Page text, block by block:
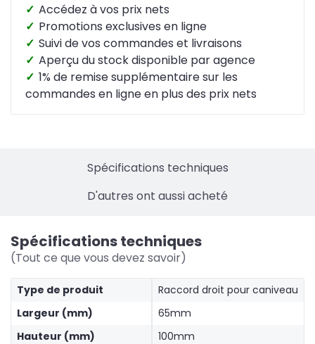
✓ Accédez à vos prix nets
✓ Promotions exclusives en ligne
✓ Suivi de vos commandes et livraisons
✓ Aperçu du stock disponible par agence
✓ 1% de remise supplémentaire sur les
commandes en ligne en plus des prix nets
Spécifications techniques
D'autres ont aussi acheté
Spécifications techniques
(Tout ce que vous devez savoir)
Type de produit
Raccord droit pour caniveau
Largeur (mm)
65mm
Hauteur (mm)
100mm